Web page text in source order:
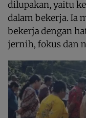
dilupakan, yaitu
dalam bekerja. Ia
bekerja dengan
jernih, fokus dan